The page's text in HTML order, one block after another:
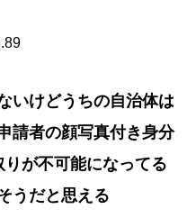
いけどうちの自治体は
請者の顔写真付き身分
が不可能になってる
うだと思える